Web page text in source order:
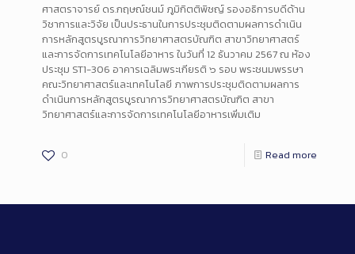
ศาสตราจารย์ ดร.กฤษณ์ชนม์ ภูมิกิตติพิชญ์ รองอธิการบดีด้าน
วิชาการและวิจัย เป็นประธานในการประชุมติดตามผลการดำเนิน
การหลักสูตรบูรณาการวิทยาศาสตรบัณฑิต สาขาวิทยาศาสตร์
และการจัดการเทคโนโลยีอาหาร ในวันที่ 12 ธันวาคม 2567 ณ ห้อง
ประชุม ST1-306 อาคารเฉลิมพระเกียรติ ๖ รอบ พระชนมพรรษา
คณะวิทยาศาสตร์และเทคโนโลยี ภาพการประชุมติดตามผลการ
ดำเนินการหลักสูตรบูรณาการวิทยาศาสตรบัณฑิต สาขา
วิทยาศาสตร์และการจัดการเทคโนโลยีอาหารเพิ่มเติม
0 Read more